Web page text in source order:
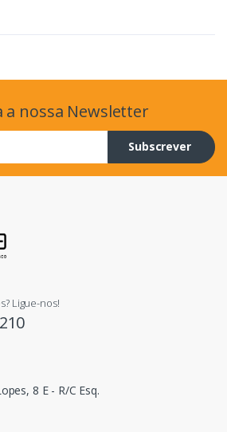
a nossa Newsletter
Subscrever
Ligue-nos!
8 E - R/C Esq.